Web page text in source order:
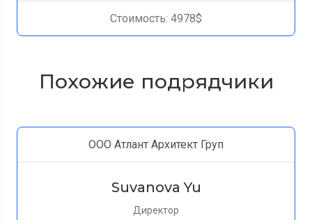
Стоимость: 4978$
Похожие подрядчики
ООО Атлант Архитект Груп
Suvanova Yu
Директор